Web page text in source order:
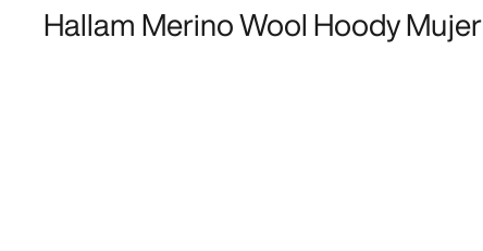
Hallam Merino Wool Hoody Mujer